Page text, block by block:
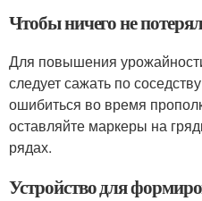
Чтобы ничего не
Для повышения
следует сажать по
ошибиться во время
оставляйте маркеры на
рядах.
Устройство для